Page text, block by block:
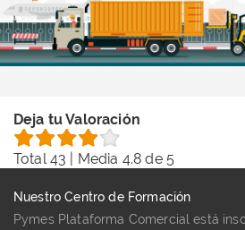
Deja tu Valoración
Total43 | Media 4.8 de 5
Nuestro Centro de Formación
Pymes Plataforma Comercial está